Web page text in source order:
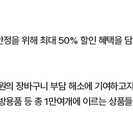
을 위해 최대 50% 할인 혜택을
의 장바구니 부담 해소에 기여하
용품 등 총 1만여개에 이르는 상품